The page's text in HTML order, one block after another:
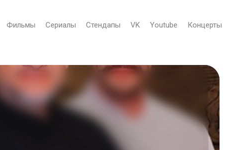
Фильмы Сериалы Стендапы VK Youtube Концерты